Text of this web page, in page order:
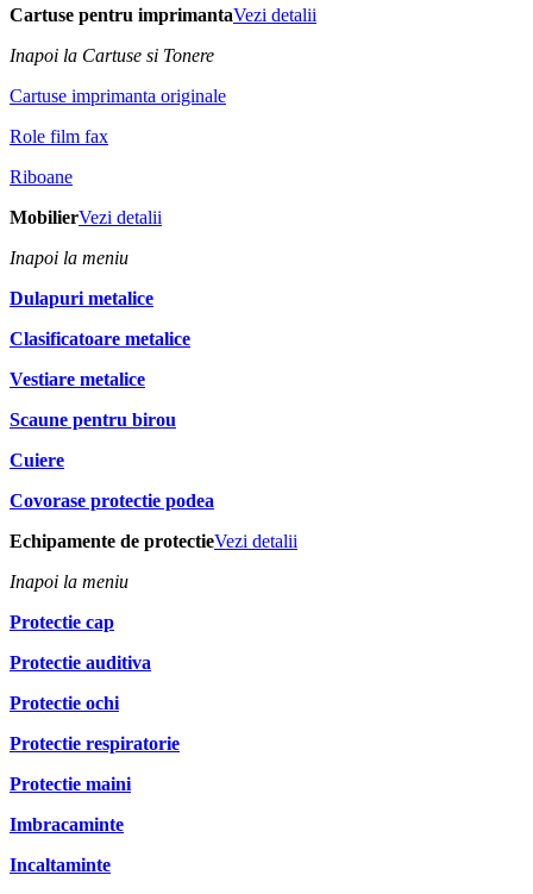
Cartuse pentru imprimantaVezi detalii
Inapoi la Cartuse si Tonere
Cartuse imprimanta originale
Role film fax
Riboane
MobilierVezi detalii
Inapoi la meniu
Dulapuri metalice
Clasificatoare metalice
Vestiare metalice
Scaune pentru birou
Cuiere
Covorase protectie podea
Echipamente de protectieVezi detalii
Inapoi la meniu
Protectie cap
Protectie auditiva
Protectie ochi
Protectie respiratorie
Protectie maini
Imbracaminte
Incaltaminte